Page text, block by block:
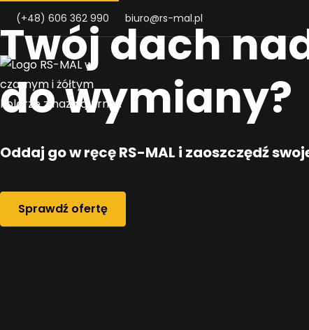
Przejdz do tresci
(+48) 606 362 990 biuro@rs-mal.pl
Twój dach
do wymiany?
Oddaj go w ręcę RS-MAL i zaoszczędź
Sprawdź ofertę